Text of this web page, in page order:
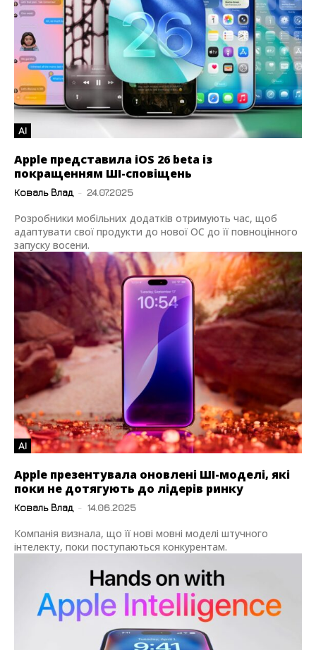
AI
Apple представила iOS 26 beta із
покращенням ШІ-сповіщень
Коваль Влад - 24.07.2025
Розробники мобільних додатків отримують час, щоб
адаптувати свої продукти до нової ОС до її повноцінного
запуску восени.
AI
Apple презентувала оновлені ШІ-моделі, які
поки не дотягують до лідерів ринку
Коваль Влад - 14.06.2025
Компанія визнала, що її нові мовні моделі штучного
інтелекту, поки поступаються конкурентам.